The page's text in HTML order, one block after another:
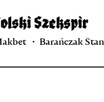
Indeks strony Aplikacja
Barańczak